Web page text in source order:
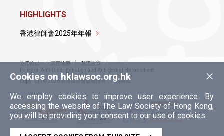
×
Cookies on hklawsoc.org.hk
We employ cookies to improve user experience. By
accessing the website of The Law Society of Hong Kong,
you will be providing your consent to our use of cookies.
HIGHLIGHTS
香港律師會2025年年報
使用條款 網頁地圖
私隱政策
Policy on Anti-Discrimination and Anti-Sexual Harassment
Copyright © 2026 香港律師會版權所有，不得轉載